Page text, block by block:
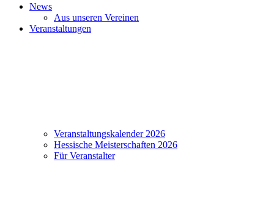
News
Aus unseren Vereinen
Veranstaltungen
Veranstaltungskalender 2026
Hessische Meisterschaften 2026
Für Veranstalter